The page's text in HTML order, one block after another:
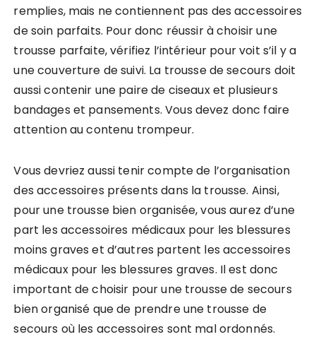
remplies, mais ne contiennent pas des accessoires
de soin parfaits. Pour donc réussir à choisir une
trousse parfaite, vérifiez l’intérieur pour voit s’il y a
une couverture de suivi. La trousse de secours doit
aussi contenir une paire de ciseaux et plusieurs
bandages et pansements. Vous devez donc faire
attention au contenu trompeur.
Vous devriez aussi tenir compte de l’organisation
des accessoires présents dans la trousse. Ainsi,
pour une trousse bien organisée, vous aurez d’une
part les accessoires médicaux pour les blessures
moins graves et d’autres partent les accessoires
médicaux pour les blessures graves. Il est donc
important de choisir pour une trousse de secours
bien organisé que de prendre une trousse de
secours où les accessoires sont mal ordonnés.